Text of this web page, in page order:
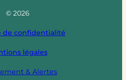
© 2026
de confidentialité
légales
& Alertes